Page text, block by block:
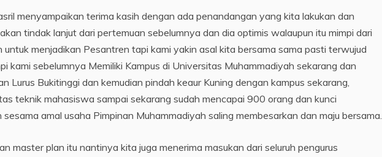
menyampaikan terima kasih dengan ada penandangan yang kita lakukan dan
tindak lanjut dari pertemuan sebelumnya dan dia optimis walaupun itu mimpi dari
untuk menjadikan Pesantren tapi kami yakin asal kita bersama sama pasti terwujud
kami sebelumnya Memiliki Kampus di Universitas Muhammadiyah sekarang dan
Lurus Bukitinggi dan kemudian pindah keaur Kuning dengan kampus sekarang,
teknik mahasiswa sampai sekarang sudah mencapai 900 orang dan kunci
amal usaha Pimpinan Muhammadiyah saling membesarkan dan maju bersama.
master plan itu nantinya kita juga menerima masukan dari seluruh pengurus